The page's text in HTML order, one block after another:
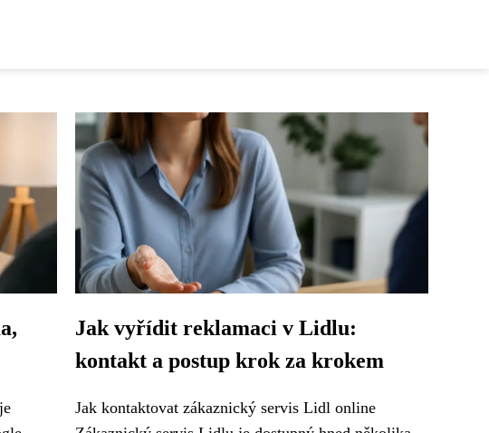
Jak vyřídit reklamaci v Lidlu:
kontakt a postup krok za krokem
Jak kontaktovat zákaznický servis Lidl online